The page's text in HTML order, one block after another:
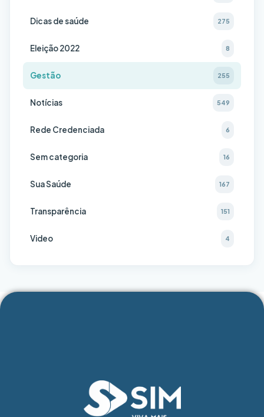
Dicas de saúde 275
Eleição 2022 8
Gestão 255
Notícias 549
Rede Credenciada 6
Sem categoria 16
Sua Saúde 167
Transparência 151
Video 4